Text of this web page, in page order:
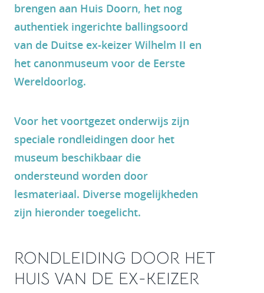
brengen aan Huis Doorn, het nog
authentiek ingerichte ballingsoord
van de Duitse ex-keizer Wilhelm II en
het canonmuseum voor de Eerste
Wereldoorlog.
Voor het voortgezet onderwijs zijn
speciale rondleidingen door het
museum beschikbaar die
ondersteund worden door
lesmateriaal. Diverse mogelijkheden
zijn hieronder toegelicht.
RONDLEIDING DOOR HET
HUIS VAN DE EX-KEIZER